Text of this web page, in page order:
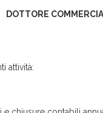
DOTTORE
attività: